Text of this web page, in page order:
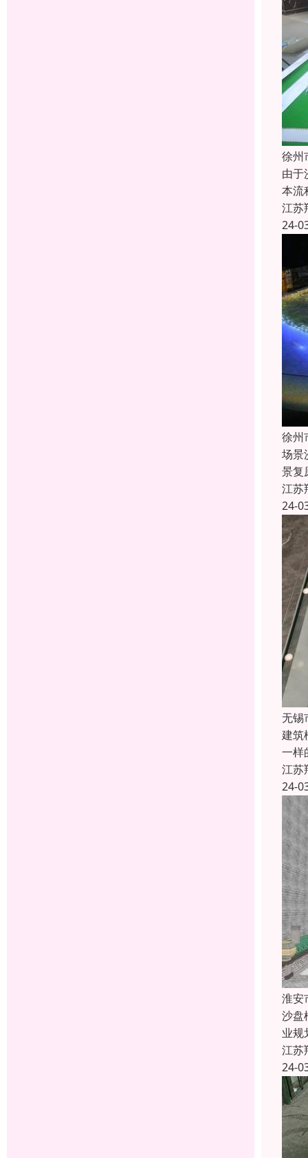
徐州
由于
本流
江苏
24-
徐州
场景
景复
江苏
24-
无锡
建筑
一样
江苏
24-
淮安
沙盘
业规
江苏
24-